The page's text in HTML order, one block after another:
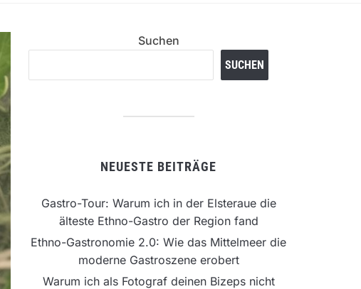
Suchen
SUCHEN
NEUESTE BEITRÄGE
Gastro-Tour: Warum ich in der Elsteraue die
älteste Ethno-Gastro der Region fand
Ethno-Gastronomie 2.0: Wie das Mittelmeer die
moderne Gastroszene erobert
Warum ich als Fotograf deinen Bizeps nicht